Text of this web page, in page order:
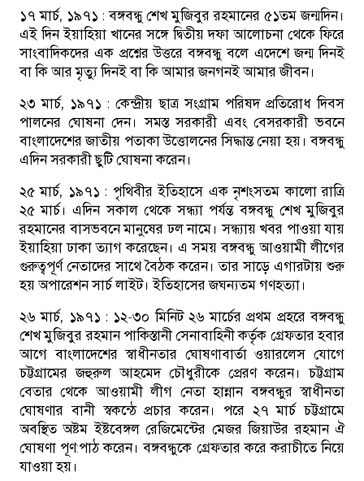
১৭ মার্চ, ১৯৭১ : বঙ্গবন্ধু শেখ মুজিবুর রহমানের ৫১তম জন্মদিন।
এই দিন ইয়াহিয়া খানের সঙ্গে দ্বিতীয় দফা আলোচনা থেকে ফিরে
সাংবাদিকদের এক প্রশ্নের উত্তরে বঙ্গবন্ধু বলে এদেশে জন্ম দিনই
বা কি আর মৃত্যু দিনই বা কি আমার জনগনই আমার জীবন।
২৩ মার্চ, ১৯৭১ : কেন্দ্রীয় ছাত্র সংগ্রাম পরিষদ প্রতিরোধ দিবস
পালনের ঘোষনা দেন। সমস্ত সরকারী এবং বেসরকারী ভবনে
বাংলাদেশের জাতীয় পতাকা উত্তোলনের সিদ্ধান্ত নেয়া হয়। বঙ্গবন্ধু
এদিন সরকারী ছুটি ঘোষনা করেন।
২৫ মার্চ, ১৯৭১ : পৃথিবীর ইতিহাসে এক নৃশংসতম কালো রাত্রি
২৫ মার্চ। এদিন সকাল থেকে সন্ধ্যা পর্যন্ত বঙ্গবন্ধু শেখ মুজিবুর
রহমানের বাসভবনে মানুষের ঢল নামে। সন্ধ্যায় খবর পাওয়া যায়
ইয়াহিয়া ঢাকা ত্যাগ করেছেন। এ সময় বঙ্গবন্ধু আওয়ামী লীগের
গুরুত্বপূর্ণ নেতাদের সাথে বৈঠক করেন। তার সাড়ে এগারটায় শুরু
হয় অপারেশন সার্চ লাইট। ইতিহাসের জঘন্যতম গণহত্যা।
২৬ মার্চ, ১৯৭১ : ১২-৩০ মিনিট ২৬ মার্চের প্রথম প্রহরে বঙ্গবন্ধু
শেখ মুজিবুর রহমান পাকিস্তানী সেনাবাহিনী কর্তৃক গ্রেফতার হবার
আগে বাংলাদেশের স্বাধীনতার ঘোষণাবার্তা ওয়ারলেস যোগে
চট্টগ্রামের জহুরুল আহমেদ চৌধুরীকে প্রেরণ করেন। চট্টগ্রাম
বেতার থেকে আওয়ামী লীগ নেতা হান্নান বঙ্গবন্ধুর স্বাধীনতা
ঘোষণার বানী স্বকন্ঠে প্রচার করেন। পরে ২৭ মার্চ চট্টগ্রামে
অবস্থিত অষ্টম ইষ্টবেঙ্গল রেজিমেন্টের মেজর জিয়াউর রহমান ঐ
ঘোষণা পূণ:পাঠ করেন। বঙ্গবন্ধুকে গ্রেফতার করে করাচীতে নিয়ে
যাওয়া হয়।